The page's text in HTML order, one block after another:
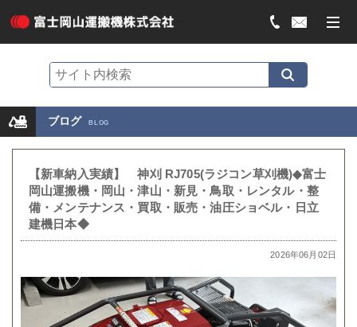
ブログ BLOG
【新車納入実績】 神刈 RJ705(ラジコン草刈機)◆富士
岡山運搬機・岡山・津山・新見・鳥取・レンタル・整
備・メンテナンス・買取・販売・油圧ショベル・日立
建機日本◆
2026年06月02日